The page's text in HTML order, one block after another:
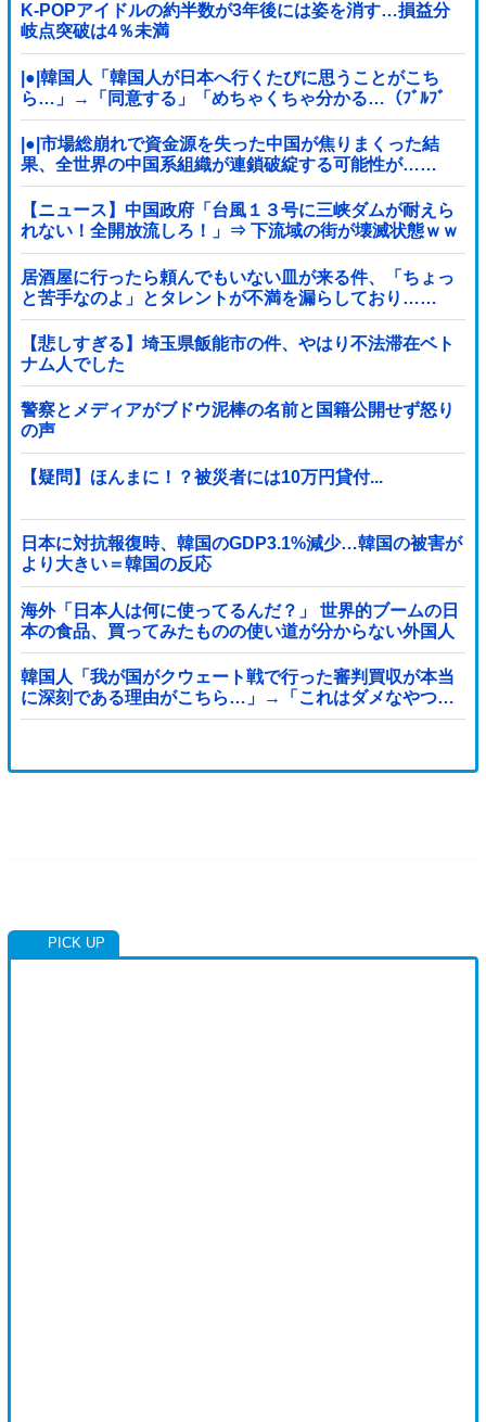
K-POPアイドルの約半数が3年後には姿を消す…損益分
岐点突破は4％未満
|●|韓国人「韓国人が日本へ行くたびに思うことがこち
ら…」→「同意する」「めちゃくちゃ分かる…（ﾌﾞﾙﾌﾞ
ﾙ」＝韓国の反応
|●|市場総崩れで資金源を失った中国が焦りまくった結
果、全世界の中国系組織が連鎖破綻する可能性が……
【ニュース】中国政府「台風１３号に三峡ダムが耐えら
れない！全開放流しろ！」⇒ 下流域の街が壊滅状態ｗｗ
ｗｗｗ
居酒屋に行ったら頼んでもいない皿が来る件、「ちょっ
と苦手なのよ」とタレントが不満を漏らしており……
【悲しすぎる】埼玉県飯能市の件、やはり不法滞在ベト
ナム人でした
警察とメディアがブドウ泥棒の名前と国籍公開せず怒り
の声
【疑問】ほんまに！？被災者には10万円貸付...
日本に対抗報復時、韓国のGDP3.1%減少…韓国の被害が
より大きい＝韓国の反応
海外「日本人は何に使ってるんだ？」 世界的ブームの日
本の食品、買ってみたものの使い道が分からない外国人
が続出
韓国人「我が国がクウェート戦で行った審判買収が本当
に深刻である理由がこちら…」→「これはダメなやつ…
（ブルブル」＝韓国の反応